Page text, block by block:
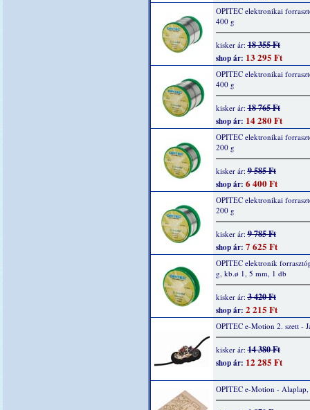
OPITEC elektronikai
400 g
kisker ár:18 355 Ft
shop ár: 13 295 Ft
OPITEC elektronikai
400 g
kisker ár:18 765 Ft
shop ár: 14 280 Ft
OPITEC elektronikai
200 g
kisker ár:9 585 Ft
shop ár: 6 400 Ft
OPITEC elektronikai
200 g
kisker ár:9 785 Ft
shop ár: 7 625 Ft
OPITEC elektronik
g, kb.ø 1, 5 mm, 1 db
kisker ár:3 420 Ft
shop ár: 2 215 Ft
OPITEC e-Motion 2. szett -
kisker ár:14 380 Ft
shop ár: 12 285 Ft
OPITEC e-Motion - Alaplap,